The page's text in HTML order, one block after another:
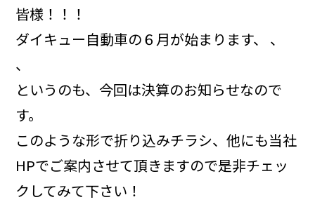
皆様！！！
ダイキュー自動車の６月が始まります、 、
、
というのも、今回は決算のお知らせなので
す。
このような形で折り込みチラシ、他にも当社
HPでご案内させて頂きますので是非チェッ
クしてみて下さい！